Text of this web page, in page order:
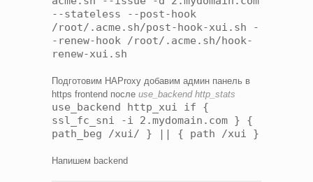
--stateless --post-hook
/root/.acme.sh/post-hook-xui.sh -
-renew-hook /root/.acme.sh/hook-
renew-xui.sh
Подготовим HAProxy добавим админ панель в
https frontend после use_backend http_stats
use_backend http_xui if {
ssl_fc_sni -i 2.mydomain.com } {
path_beg /xui/ } || { path /xui }
Напишем backend